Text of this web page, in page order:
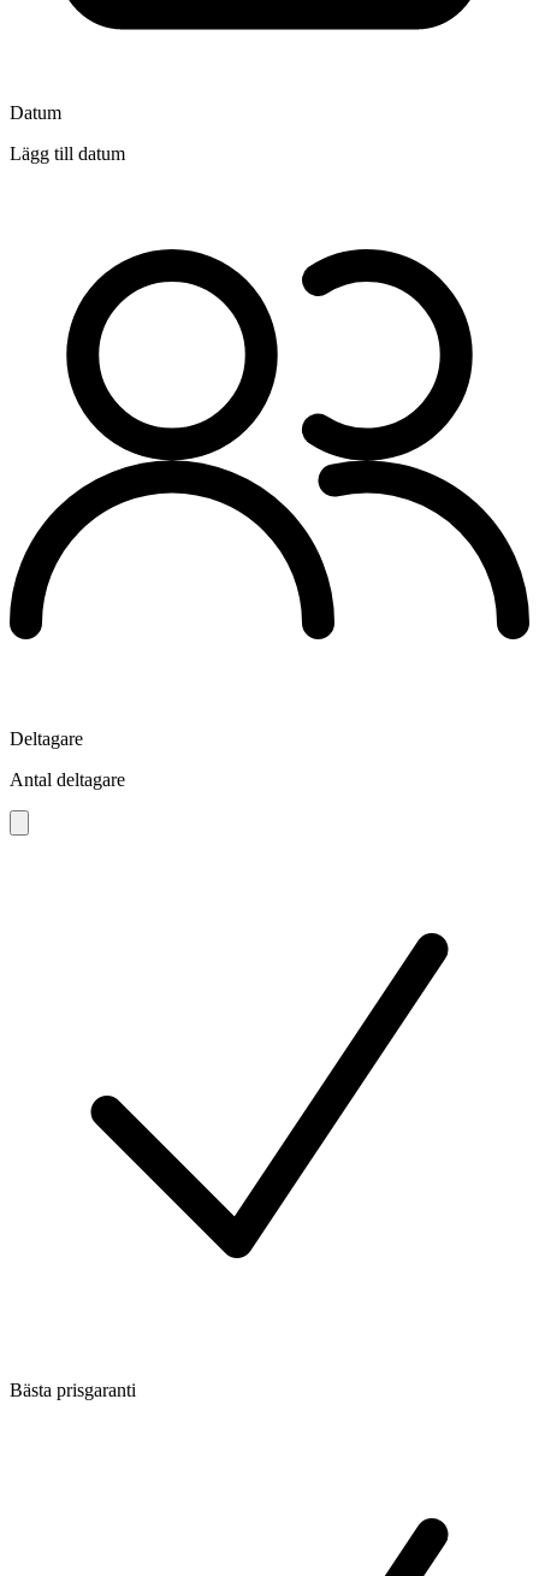
Datum
Lägg till datum
Deltagare
Antal deltagare
Bästa prisgaranti